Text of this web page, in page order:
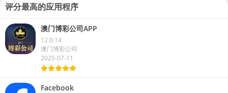
评分最高的应用程序
澳门博彩公司APP
12.0.14
澳门博彩公司
2025-07-11
Facebook